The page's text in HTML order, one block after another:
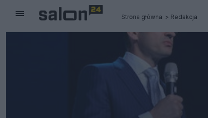
Strona główna Redakcja